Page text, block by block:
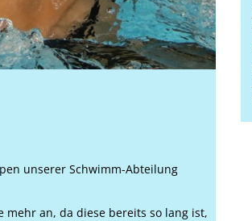
unserer Schwimm-Abteilung
an, da diese bereits so lang ist,